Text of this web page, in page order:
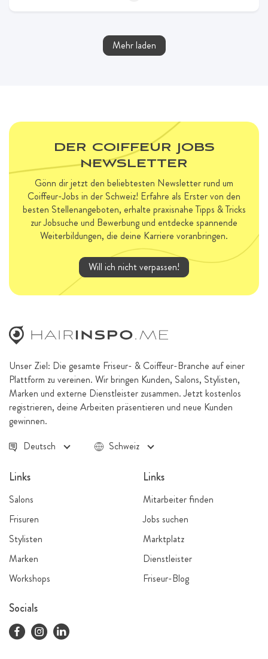
Mehr laden
DER COIFFEUR JOBS
NEWSLETTER
Gönn dir jetzt den beliebtesten Newsletter rund um
Coiffeur-Jobs in der Schweiz! Erfahre als Erster von den
besten Stellenangeboten, erhalte praxisnahe Tipps & Tricks
zur Jobsuche und Bewerbung und entdecke spannende
Weiterbildungen, die deine Karriere voranbringen.
Will ich nicht verpassen!
Unser Ziel: Die gesamte Friseur- & Coiffeur-Branche auf einer
Plattform zu vereinen. Wir bringen Kunden, Salons, Stylisten,
Marken und externe Dienstleister zusammen. Jetzt kostenlos
registrieren, deine Arbeiten präsentieren und neue Kunden
gewinnen.
Deutsch
Schweiz
Links
Salons
Frisuren
Stylisten
Marken
Workshops
Links
Mitarbeiter finden
Jobs suchen
Marktplatz
Dienstleister
Friseur-Blog
Socials